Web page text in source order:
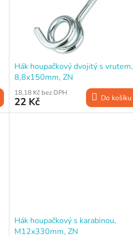
Hák houpačkový dvojitý s vrutem,
8,8x150mm, ZN
18,18 Kč bez DPH
22 Kč Do košíku
Hák houpačkový s karabinou,
M12x330mm, ZN